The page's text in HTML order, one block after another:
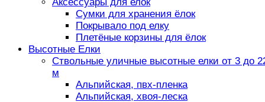
Сумки для хранения ёлок
Покрывало под елку
Плетёные корзины для ёлок
Высотные Елки
Ствольные уличные высотные елки от 3 до
м
Альпийская, пвх-пленка
Альпийская, хвоя-леска